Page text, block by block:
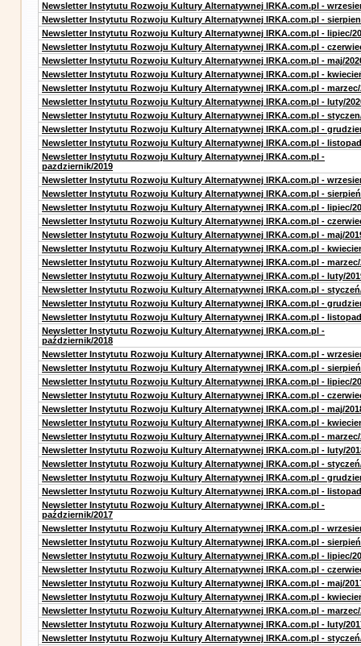
Newsletter Instytutu Rozwoju Kultury Alternatywnej IRKA.com.pl -
Newsletter Instytutu Rozwoju Kultury Alternatywnej IRKA.com.pl -
Newsletter Instytutu Rozwoju Kultury Alternatywnej IRKA.com.pl - lipiec/
Newsletter Instytutu Rozwoju Kultury Alternatywnej IRKA.com.pl -
Newsletter Instytutu Rozwoju Kultury Alternatywnej IRKA.com.pl - maj/
Newsletter Instytutu Rozwoju Kultury Alternatywnej IRKA.com.pl -
Newsletter Instytutu Rozwoju Kultury Alternatywnej IRKA.com.pl - marzec/
Newsletter Instytutu Rozwoju Kultury Alternatywnej IRKA.com.pl - luty/
Newsletter Instytutu Rozwoju Kultury Alternatywnej IRKA.com.pl -
Newsletter Instytutu Rozwoju Kultury Alternatywnej IRKA.com.pl -
Newsletter Instytutu Rozwoju Kultury Alternatywnej IRKA.com.pl -
Newsletter Instytutu Rozwoju Kultury Alternatywnej IRKA.com.pl -
pazdziernik/2019
Newsletter Instytutu Rozwoju Kultury Alternatywnej IRKA.com.pl -
Newsletter Instytutu Rozwoju Kultury Alternatywnej IRKA.com.pl -
Newsletter Instytutu Rozwoju Kultury Alternatywnej IRKA.com.pl - lipiec/
Newsletter Instytutu Rozwoju Kultury Alternatywnej IRKA.com.pl -
Newsletter Instytutu Rozwoju Kultury Alternatywnej IRKA.com.pl - maj/
Newsletter Instytutu Rozwoju Kultury Alternatywnej IRKA.com.pl -
Newsletter Instytutu Rozwoju Kultury Alternatywnej IRKA.com.pl - marzec/
Newsletter Instytutu Rozwoju Kultury Alternatywnej IRKA.com.pl - luty/
Newsletter Instytutu Rozwoju Kultury Alternatywnej IRKA.com.pl -
Newsletter Instytutu Rozwoju Kultury Alternatywnej IRKA.com.pl -
Newsletter Instytutu Rozwoju Kultury Alternatywnej IRKA.com.pl -
Newsletter Instytutu Rozwoju Kultury Alternatywnej IRKA.com.pl -
październik/2018
Newsletter Instytutu Rozwoju Kultury Alternatywnej IRKA.com.pl -
Newsletter Instytutu Rozwoju Kultury Alternatywnej IRKA.com.pl -
Newsletter Instytutu Rozwoju Kultury Alternatywnej IRKA.com.pl - lipiec/
Newsletter Instytutu Rozwoju Kultury Alternatywnej IRKA.com.pl -
Newsletter Instytutu Rozwoju Kultury Alternatywnej IRKA.com.pl - maj/
Newsletter Instytutu Rozwoju Kultury Alternatywnej IRKA.com.pl -
Newsletter Instytutu Rozwoju Kultury Alternatywnej IRKA.com.pl - marzec/
Newsletter Instytutu Rozwoju Kultury Alternatywnej IRKA.com.pl - luty/
Newsletter Instytutu Rozwoju Kultury Alternatywnej IRKA.com.pl -
Newsletter Instytutu Rozwoju Kultury Alternatywnej IRKA.com.pl -
Newsletter Instytutu Rozwoju Kultury Alternatywnej IRKA.com.pl -
Newsletter Instytutu Rozwoju Kultury Alternatywnej IRKA.com.pl -
październik/2017
Newsletter Instytutu Rozwoju Kultury Alternatywnej IRKA.com.pl -
Newsletter Instytutu Rozwoju Kultury Alternatywnej IRKA.com.pl -
Newsletter Instytutu Rozwoju Kultury Alternatywnej IRKA.com.pl - lipiec/
Newsletter Instytutu Rozwoju Kultury Alternatywnej IRKA.com.pl -
Newsletter Instytutu Rozwoju Kultury Alternatywnej IRKA.com.pl - maj/
Newsletter Instytutu Rozwoju Kultury Alternatywnej IRKA.com.pl -
Newsletter Instytutu Rozwoju Kultury Alternatywnej IRKA.com.pl - marzec/
Newsletter Instytutu Rozwoju Kultury Alternatywnej IRKA.com.pl - luty/
Newsletter Instytutu Rozwoju Kultury Alternatywnej IRKA.com.pl -